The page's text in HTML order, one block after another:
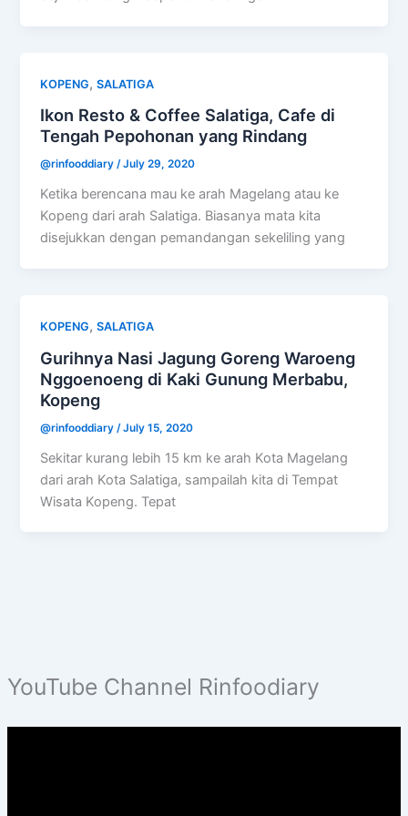
YouTube Channel Rinfoodiary
KOPENG,SALATIGA
Ikon Resto & Coffee Salatiga, Cafe di
Tengah Pepohonan yang Rindang
@rinfooddiary/July 29, 2020
Ketika berencana mau ke arah Magelang atau ke
Kopeng dari arah Salatiga. Biasanya mata kita
disejukkan dengan pemandangan sekeliling yang
KOPENG,SALATIGA
Gurihnya Nasi Jagung Goreng Waroeng
Nggoenoeng di Kaki Gunung Merbabu,
Kopeng
@rinfooddiary /July 15, 2020
Sekitar kurang lebih 15 km ke arah Kota Magelang
dari arah Kota Salatiga, sampailah kita di Tempat
Wisata Kopeng. Tepat